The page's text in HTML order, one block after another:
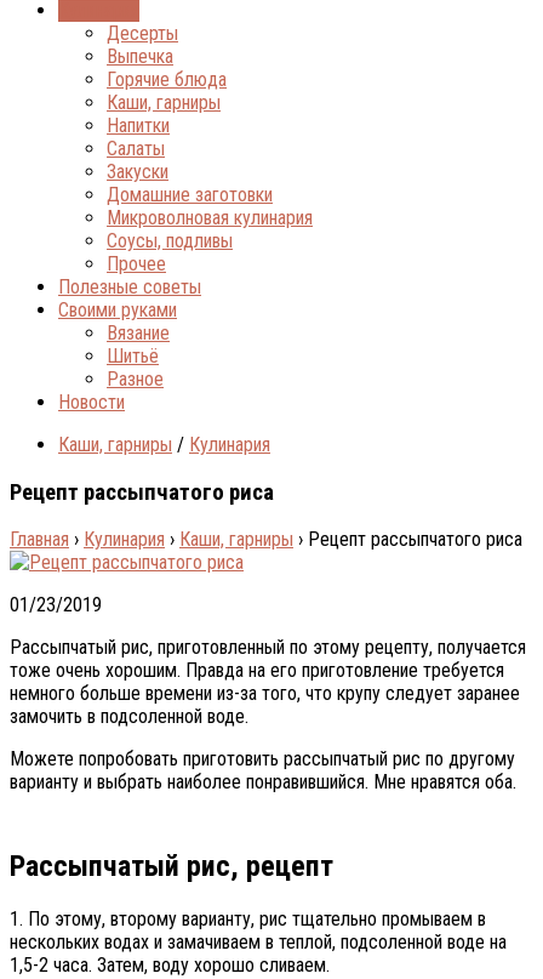
Десерты
Выпечка
Горячие блюда
Каши, гарниры
Напитки
Салаты
Закуски
Домашние заготовки
Микроволновая кулинария
Соусы, подливы
Прочее
Полезные советы
Своими руками
Вязание
Шитьё
Разное
Новости
Каши, гарниры / Кулинария
Рецепт рассыпчатого риса
Главная › Кулинария › Каши, гарниры › Рецепт рассыпчатого риса
01/23/2019
Рассыпчатый рис, приготовленный по этому рецепту, получается
тоже очень хорошим. Правда на его приготовление требуется
немного больше времени из-за того, что крупу следует заранее
замочить в подсоленной воде.
Можете попробовать приготовить рассыпчатый рис по другому
варианту и выбрать наиболее понравившийся. Мне нравятся оба.
Рассыпчатый рис, рецепт
1. По этому, второму варианту, рис тщательно промываем в
нескольких водах и замачиваем в теплой, подсоленной воде на
1,5-2 часа. Затем, воду хорошо сливаем.